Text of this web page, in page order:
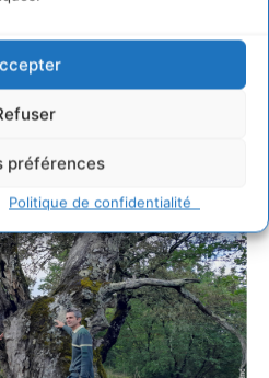
préférences
Politique de confidentialité
croissance, tout en laissant se
des graines apportées par le